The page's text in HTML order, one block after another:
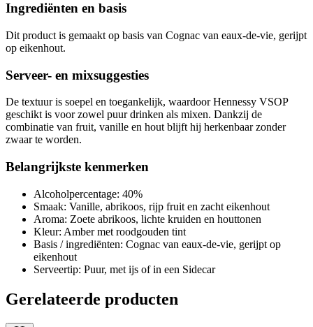
Ingrediënten en basis
Dit product is gemaakt op basis van Cognac van eaux-de-vie, gerijpt
op eikenhout.
Serveer- en mixsuggesties
De textuur is soepel en toegankelijk, waardoor Hennessy VSOP
geschikt is voor zowel puur drinken als mixen. Dankzij de
combinatie van fruit, vanille en hout blijft hij herkenbaar zonder
zwaar te worden.
Belangrijkste kenmerken
Alcoholpercentage: 40%
Smaak: Vanille, abrikoos, rijp fruit en zacht eikenhout
Aroma: Zoete abrikoos, lichte kruiden en houttonen
Kleur: Amber met roodgouden tint
Basis / ingrediënten: Cognac van eaux-de-vie, gerijpt op
eikenhout
Serveertip: Puur, met ijs of in een Sidecar
Gerelateerde producten